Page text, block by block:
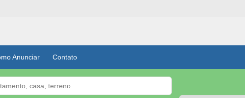
Anunciar Contato